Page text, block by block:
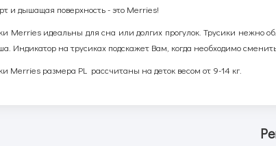
и дышащая поверхность - это Merries!
Merries идеальны для сна или долгих прогулок. Трусики нежно
Индикатор на трусиках подскажет Вам, когда необходимо сменить
Merries размера PL рассчитаны на деток весом от 9-14 кг.